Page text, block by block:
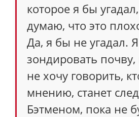
которое я бы
думаю, что это
Да, я бы не угадал.
зондировать почву,
не хочу говорить,
мнению, станет
Бэтменом, пока не